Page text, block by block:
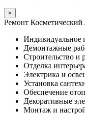
×
Ремонт
Индивидуальное
Демонтажные
Строительство и
Отделка
Электрика и
Установка
Обеспечение
Декоративные
Монтаж и